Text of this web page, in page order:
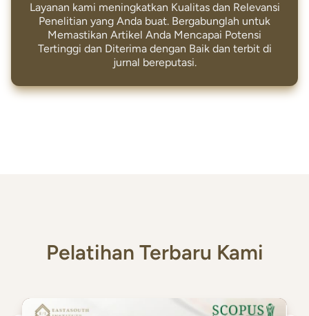
Layanan kami meningkatkan Kualitas dan Relevansi
Penelitian yang Anda buat. Bergabunglah untuk
Memastikan Artikel Anda Mencapai Potensi
Tertinggi dan Diterima dengan Baik dan terbit di
jurnal bereputasi.
Pelatihan Terbaru Kami